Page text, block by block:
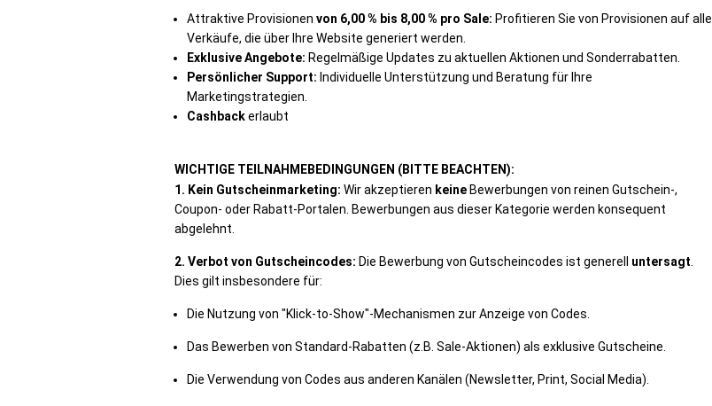
Attraktive Provisionen von 6,00 % bis 8,00 % pro Sale: Profitieren Sie von Provisionen auf alle
Verkäufe, die über Ihre Website generiert werden.
Exklusive Angebote: Regelmäßige Updates zu aktuellen Aktionen und Sonderrabatten.
Persönlicher Support: Individuelle Unterstützung und Beratung für Ihre
Marketingstrategien.
Cashbackerlaubt
WICHTIGE TEILNAHMEBEDINGUNGEN (BITTE BEACHTEN):
1. Kein Gutscheinmarketing: Wir akzeptieren keine Bewerbungen von reinen Gutschein-,
Coupon- oder Rabatt-Portalen. Bewerbungen aus dieser Kategorie werden konsequent
abgelehnt.
2. Verbot von Gutscheincodes: Die Bewerbung von Gutscheincodes ist generell untersagt
Dies gilt insbesondere für:
Die Nutzung von "Klick-to-Show"-Mechanismen zur Anzeige von Codes.
Das Bewerben von Standard-Rabatten (z.B. Sale-Aktionen) als exklusive Gutscheine.
Die Verwendung von Codes aus anderen Kanälen (Newsletter, Print, Social Media).